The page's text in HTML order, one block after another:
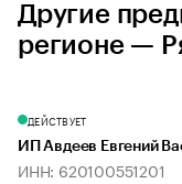
Другие
регионе —
ДЕЙСТВУЕТ
ИП Авдеев Евгений
ИНН: 620100551201